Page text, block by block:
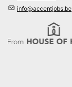
info@accentjobs.be